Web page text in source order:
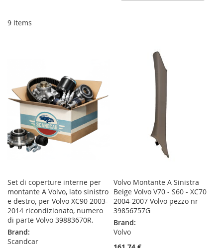
9 Items
Set di coperture interne per
montante A Volvo, lato sinistro
e destro, per Volvo XC90 2003-
2014 ricondizionato, numero
di parte Volvo 39883670R.
Brand:
Scandcar
Volvo Montante A Sinistra
Beige Volvo V70 - S60 - XC70
2004-2007 Volvo pezzo nr
39856757G
Brand:
Volvo